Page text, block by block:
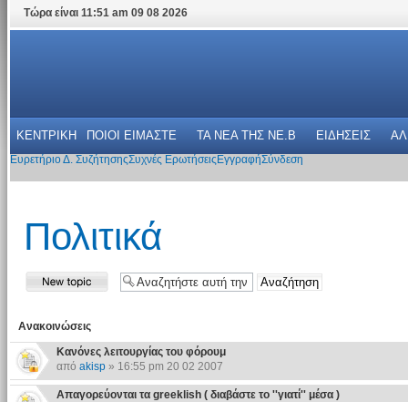
Τώρα είναι 11:51 am 09 08 2026
ΚΕΝΤΡΙΚΗ ΠΟΙΟΙ ΕΙΜΑΣΤΕ ΤΑ ΝΕΑ THΣ NE.B ΕΙΔΗΣΕΙΣ
Ευρετήριο Δ. ΣυζήτησηςΣυχνές Ερωτήσεις ΕγγραφήΣύνδεση
Πολιτικά
Ανακοινώσεις
Κανόνες λειτουργίας του φόρουμ
από akisp» 16:55 pm 20 02 2007
Απαγορεύονται τα greeklish ( διαβάστε το ''γιατί'' μέσα )